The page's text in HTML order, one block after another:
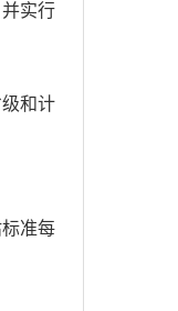
实行
和计
准每